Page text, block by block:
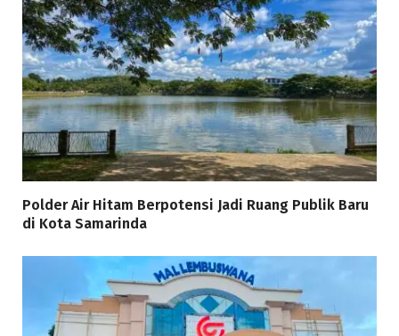
Polder Air Hitam Berpotensi Jadi Ruang Publik Baru
di Kota Samarinda